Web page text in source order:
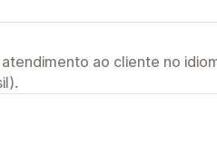
ao cliente no